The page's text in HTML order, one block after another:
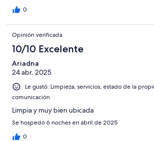
0
Opinión verificada
10/10 Excelente
Ariadna
24 abr. 2025
Le gustó: Limpieza, servicios, estado de la
comunicación
Limpia y muy bien ubicada
Se hospedó 6 noches en abril de 2025
0